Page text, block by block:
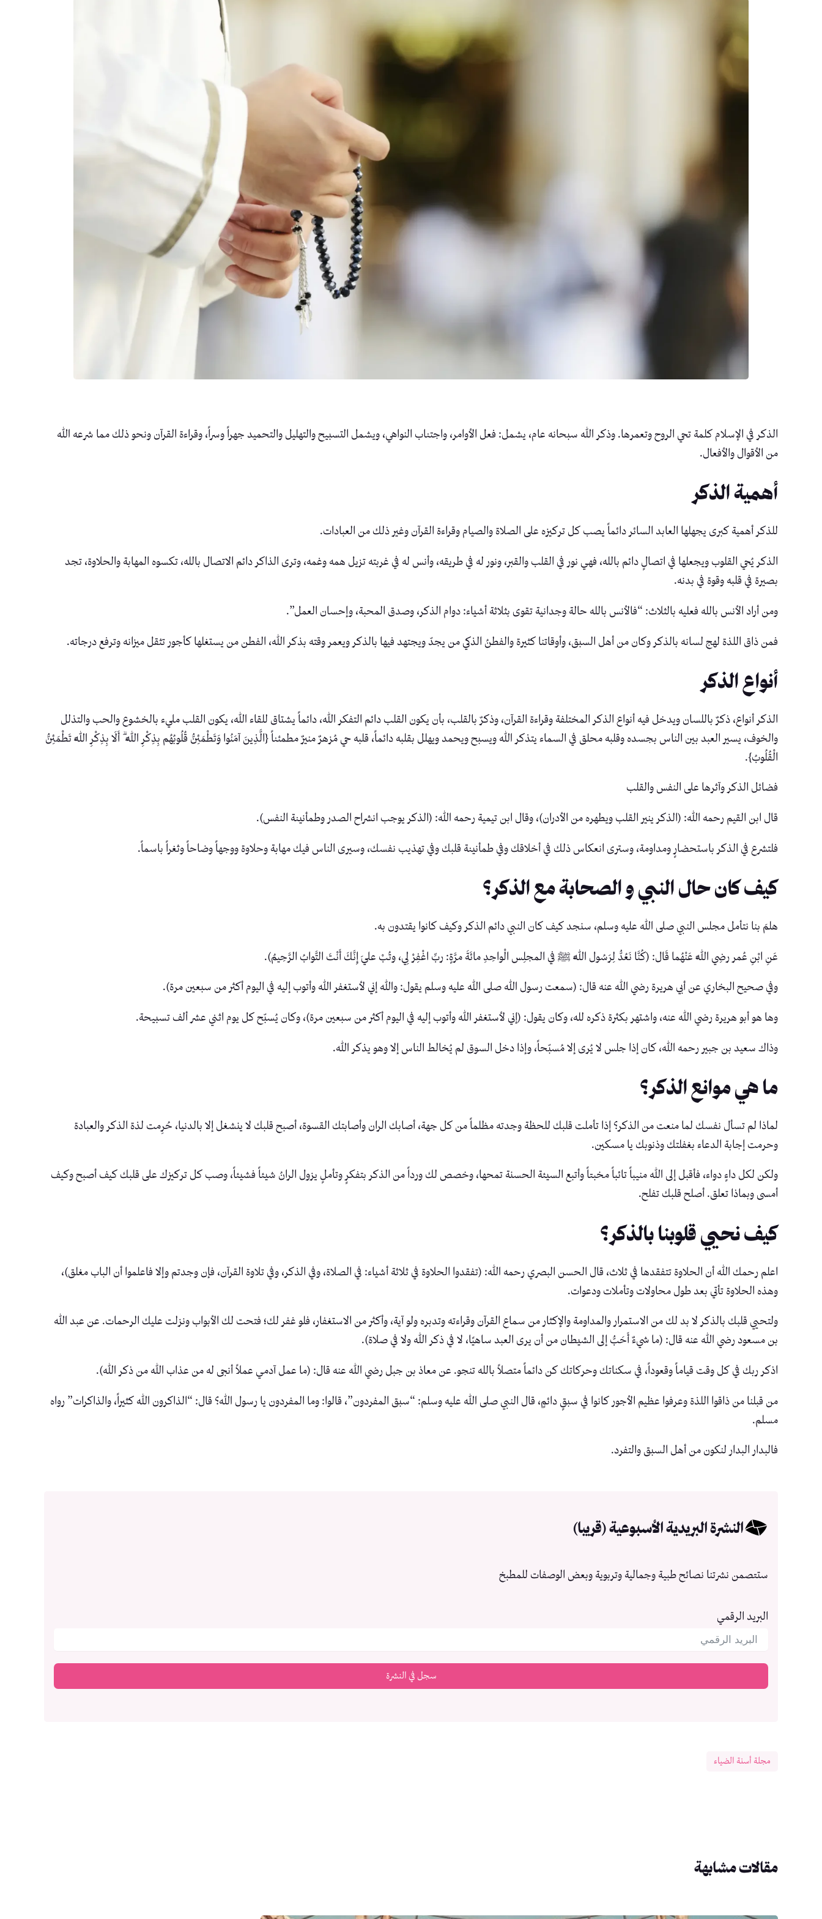
الذكر في الإسلام كلمة تحي الروح وتعمرها. وذكر الله سبحانه عام، يشمل: فعل الأوامر، واجتناب النواهي، ويشمل التسبيح والتهليل والتحميد جهراً وسراً، وقراءة القرآن ونحو ذلك مما شرعه الله
من الأقوال والأفعال.
أهمية الذكر
للذكر أهمية كبرى يجهلها العابد السائر دائماً يصب كل تركيزه على الصلاة والصيام وقراءة القرآن وغير ذلك من العبادات.
الذكر يُحي القلوب ويجعلها في اتصالٍ دائم بالله، فهي نور في القلب والقبر، ونور له في طريقه، وأنس له في غربته تزيل همه وغمه، وترى الذاكر دائم الاتصال بالله، تكسوه المهابة والحلاوة، تجد
بصيرة في قلبه وقوة في بدنه.
ومن أراد الأنس بالله فعليه بالثلاث: “فالأنس بالله حالة وجدانية تقوى بثلاثة أشياء: دوام الذكر، وصدق المحبة، وإحسان العمل”.
فمن ذاق اللذة لهج لسانه بالذكر وكان من أهل السبق، وأوقاتنا كثيرة والفطنُ الذكي من يجدّ ويجتهد فيها بالذكر ويعمر وقته بذكر الله، الفطن من يستغلها كأجور تثقل ميزانه وترفع درجاته.
أنواع الذكر
الذكر أنواع، ذكرٌ باللسان ويدخل فيه أنواع الذكر المختلفة وقراءة القرآن، وذكرٌ بالقلب، بأن يكون القلب دائم التفكر الله، دائماً يشتاق للقاء الله، يكون القلب مليء بالخشوع والحب والتذلل
والخوف، يسير العبد بين الناس بجسده وقلبه محلق في السماء يتذكر الله ويسبح ويحمد ويهلل بقلبه دائماً، قلبه حي مُزهرٌ منيرٌ مطمئناً {الَّذِينَ آمَنُوا وَتَطْمَئِنُّ قُلُوبُهُم بِذِكْرِ اللَّهِ ۗ أَلَا بِذِكْرِ اللَّهِ تَطْمَئِنُّ
الْقُلُوبُ}.
فضائل الذكر وآثرها على النفس والقلب
قال ابن القيم رحمه الله: (الذكر ينير القلب ويطهره من الأدران)، وقال ابن تيمية رحمه الله: (الذكر يوجب انشراح الصدر وطمأنينة النفس).
فلتشرع في الذكر باستحضارٍ ومداومة، وسترى انعكاس ذلك في أخلاقك وفي طمأنينة قلبك وفي تهذيب نفسك، وسيرى الناس فيك مهابة وحلاوة ووجهاً وضاحاً وثغراً باسماً.
كيف كان حال النبي و الصحابة مع الذكر؟
هلمَ بنا نتأمل مجلس النبي صلى الله عليه وسلم، سنجد كيف كان النبي دائم الذكر وكيف كانوا يقتدون به.
عَنِ ابْنِ عُمر رضِي اللَّه عَنْهُما قَال: (كُنَّا نَعُدُّ لِرَسُول اللَّهِ ﷺ في المجلِس الْواحِدِ مائَةَ مرَّةٍ: ربِّ اغْفِرْ لِي، وتُبْ عليَ إِنَّكَ أَنْتَ التَّوابُ الرَّحِيمُ).
وفي صحيح البخاري عن أبي هريرة رضي الله عنه قال: (سمعت رسول الله صلى الله عليه وسلم يقول: والله إني لأستغفر الله وأتوب إليه في اليوم أكثر من سبعين مرة).
وها هو أبو هريرة رضي الله عنه، واشتهر بكثرة ذكره لله، وكان يقول: (إني لأستغفر الله وأتوب إليه في اليوم أكثر من سبعين مرة)، وكان يُسبّح كل يوم اثني عشر ألف تسبيحة.
وذاك سعيد بن جبير رحمه الله، كان إذا جلس لا يُرى إلا مُسبّحاً، وإذا دخل السوق لم يُخالط الناس إلا وهو يذكر الله.
ما هي موانع الذكر؟
لماذا لم تسأل نفسك لما منعت من الذكر؟ إذا تأملت قلبك للحظة وجدته مظلماً من كل جهة، أصابك الران وأصابتك القسوة، أصبح قلبك لا ينشغل إلا بالدنيا، حُرِمت لذة الذكر والعبادة
وحرمت إجابة الدعاء بغفلتك وذنوبك يا مسكين.
ولكن لكل داءٍ دواء، فأقبل إلى الله منيباً تائباً مخبتاً وأتبع السيئة الحسنة تمحها، وخصص لك ورداً من الذكر بتفكرٍ وتأملٍ يزول الرانُ شيئاً فشيئاً، وصب كل تركيزك على قلبك كيف أصبح وكيف
أمسى وبماذا تعلق. أصلح قلبك تفلح.
كيف نحيي قلوبنا بالذكر؟
اعلم رحمك الله أن الحلاوة تتفقدها في ثلاث، قال الحسن البصري رحمه الله: (تفقدوا الحلاوة في ثلاثة أشياء: في الصلاة، وفي الذكر، وفي تلاوة القرآن، فإن وجدتم وإلا فاعلموا أن الباب مغلق)،
وهذه الحلاوة تأتي بعد طول محاولات وتأملات ودعوات.
ولتحيي قلبك بالذكر لا بد لك من الاستمرار والمداومة والإكثار من سماع القرآن وقراءته وتدبره ولو آية، وأكثر من الاستغفار، فلو غفر لك؛ فتحت لك الأبواب ونزلت عليك الرحمات. عن عبد الله
بن مسعود رضي الله عنه قال: (ما شيءٌ أَحَبُّ إلى الشيطان من أن يرى العبد ساهيًا، لا في ذكر الله ولا في صلاة).
اذكر ربك في كل وقت قياماً وقعوداً، في سكناتك وحركاتك كن دائماً متصلاً بالله تنجو. عن معاذ بن جبل رضي الله عنه قال: (ما عمل آدمي عملاً أنجى له من عذاب الله من ذكر الله).
من قبلنا من ذاقوا اللذة وعرفوا عظيم الأجور كانوا في سبقٍ دائمٍ، قال النبي صلى الله عليه وسلم: “سبق المفردون”، قالوا: وما المفردون يا رسول الله؟ قال: “الذاكرون الله كثيراً، والذاكرات” رواه
مسلم.
فالبدار البدار لنكون من أهل السبق والتفرد.
النشرة البريدية الأسبوعية (قريبا)
ستتصمن نشرتنا نصائح طبية وجمالية وتربوية وبعض الوصفات للمطبخ
البريد الرقمي
سجل في النشرة
مجلة أسنة الضياء
مقالات مشابهة